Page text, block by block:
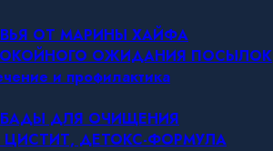
ОТ МАРИНЫ ХАЙФА
ОЖИДАНИЯ ПОСЫЛОК
и профилактика
БАДЫ ДЛЯ ОЧИЩЕНИЯ
ЦИСТИТ, ДЕТОКС-ФОРМУЛА